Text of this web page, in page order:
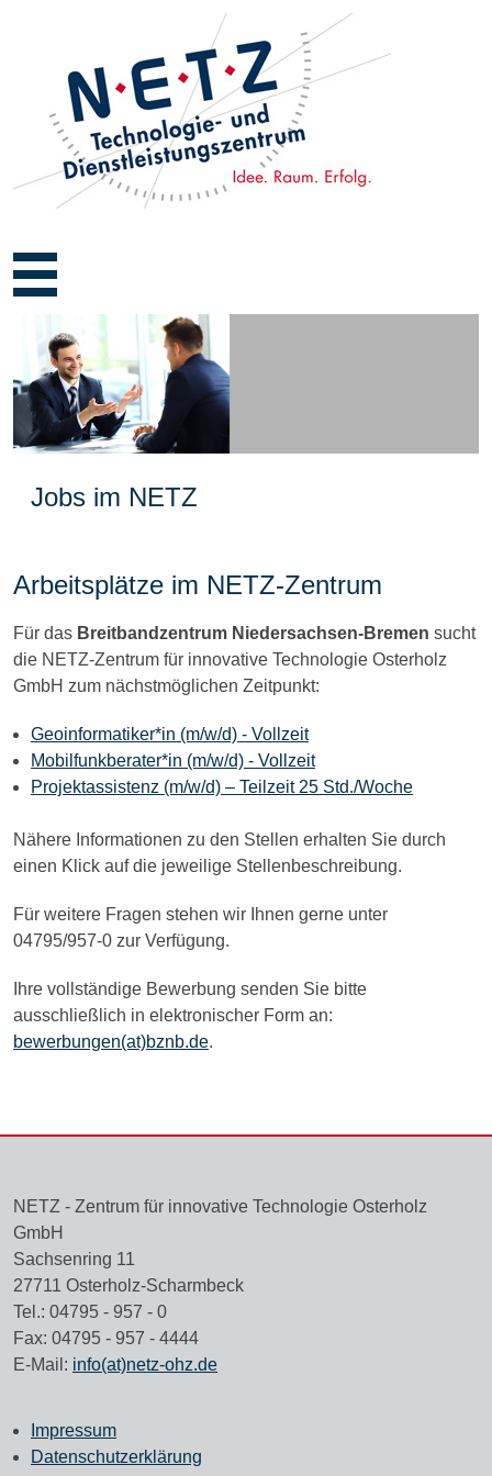
Jobs im NETZ
Arbeitsplätze im NETZ-Zentrum
Für das Breitbandzentrum Niedersachsen-Bremen sucht
die NETZ-Zentrum für innovative Technologie Osterholz
GmbH zum nächstmöglichen Zeitpunkt:
Geoinformatiker*in (m/w/d) - Vollzeit
Mobilfunkberater*in (m/w/d) - Vollzeit
Projektassistenz (m/w/d) – Teilzeit 25 Std./Woche
Nähere Informationen zu den Stellen erhalten Sie durch
einen Klick auf die jeweilige Stellenbeschreibung.
Für weitere Fragen stehen wir Ihnen gerne unter
04795/957-0 zur Verfügung.
Ihre vollständige Bewerbung senden Sie bitte
ausschließlich in elektronischer Form an:
bewerbungen(at)bznb.de.
NETZ - Zentrum für innovative Technologie Osterholz
GmbH
Sachsenring 11
27711 Osterholz-Scharmbeck
Tel.: 04795 - 957 - 0
Fax: 04795 - 957 - 4444
E-Mail: info(at)netz-ohz.de
Impressum
Datenschutzerklärung